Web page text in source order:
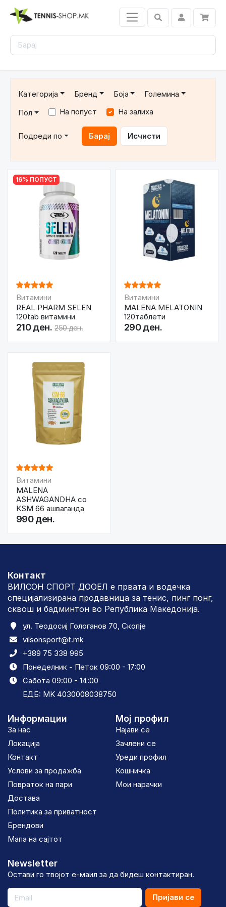
Категорија Бренд Боја
Големина
Пол
На попуст На залиха
Подреди по Барај Исчисти
16% ПОПУСТ
Витамини
REAL PHARM SELEN
120tab витамини
210 ден. 250 ден.
Витамини
MALENA MELATONIN
120таблети
290 ден.
Витамини
MALENA
ASHWAGANDHA со
KSM 66 ашваганда
990 ден.
Контакт
ВИЛСОН СПОРТ ДООЕЛ е првата и водечка
специјализирана продавница за тенис, пинг понг,
сквош и бадминтон во Република Македонија.
ул. Теодосиј Гологанов 70, Скопје
vilsonsport@t.mk
+389 75 338 995
Понеделник - Петок 09:00 - 17:00
Сабота 09:00 - 14:00
ЕДБ: MK 4030008038750
Информации
За нас
Локација
Контакт
Услови за продажба
Повраток на пари
Достава
Политика за приватност
Брендови
Мапа на сајтот
Мој профил
Најави се
Зачлени се
Уреди профил
Кошничка
Мои нарачки
Newsletter
Остави го твојот е-маил за да бидеш контактиран.
Пријави се